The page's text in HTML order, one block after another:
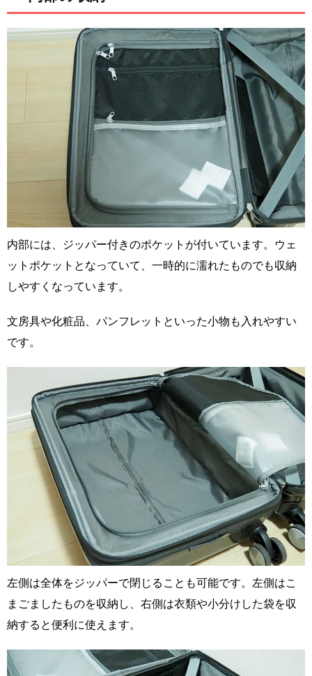
内部には、ジッパー付きのポケットが付いています。ウェ
ットポケットとなっていて、一時的に濡れたものでも収納
しやすくなっています。
文房具や化粧品、パンフレットといった小物も入れやすい
です。
左側は全体をジッパーで閉じることも可能です。左側はこ
まごましたものを収納し、右側は衣類や小分けした袋を収
納すると便利に使えます。